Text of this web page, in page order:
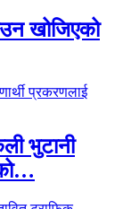
खोजिएको
भुटानी